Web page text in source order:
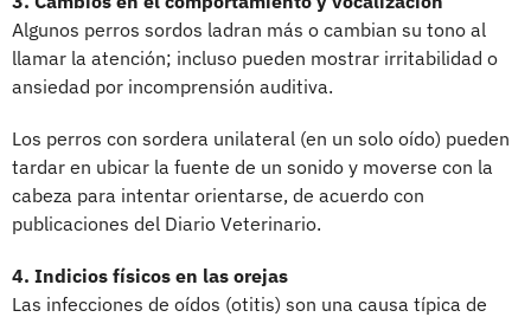
Algunos perros sordos ladran más o cambian su tono al
llamar la atención; incluso pueden mostrar irritabilidad o
ansiedad por incomprensión auditiva.
Los perros con sordera unilateral (en un solo oído) pueden
tardar en ubicar la fuente de un sonido y moverse con la
cabeza para intentar orientarse, de acuerdo con
publicaciones del Diario Veterinario.
4. Indicios físicos en las orejas
Las infecciones de oídos (otitis) son una causa típica de